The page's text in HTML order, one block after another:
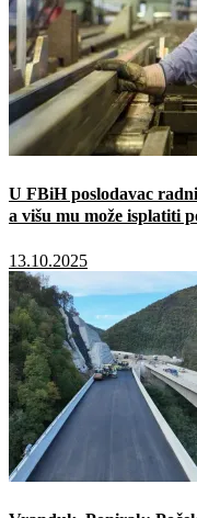
U FBiH poslodavac
a višu mu može isplatiti
13.10.2025